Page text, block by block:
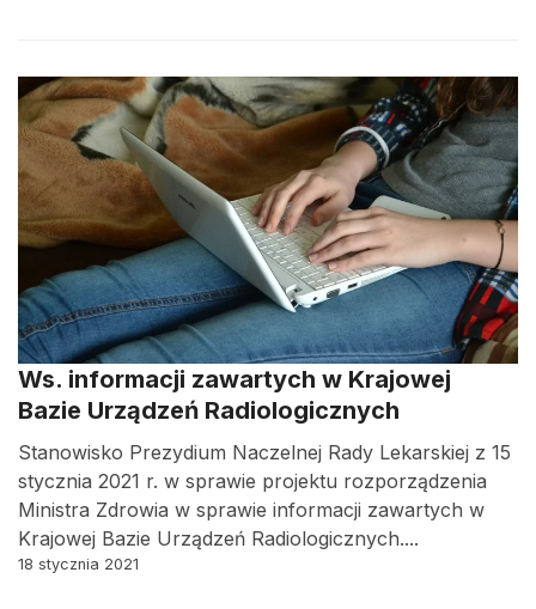
Ws. informacji zawartych w Krajowej
Bazie Urządzeń Radiologicznych
Stanowisko Prezydium Naczelnej Rady Lekarskiej z 15
stycznia 2021 r. w sprawie projektu rozporządzenia
Ministra Zdrowia w sprawie informacji zawartych w
Krajowej Bazie Urządzeń Radiologicznych....
18 stycznia 2021